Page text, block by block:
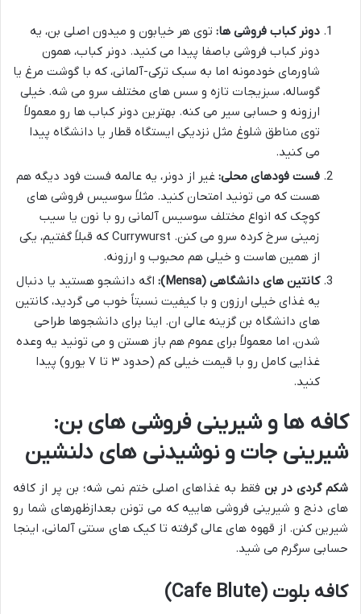
دونر کباب فروشی ها: توی هر خیابون و میدون اصلی بن، یه
دونر کباب فروشی باصفا پیدا می کنید. دونر کباب، همون
شاورمای خودمونه اما به سبک ترکی-آلمانی، که با گوشت مرغ یا
گوساله، سبزیجات تازه و سس های مختلف سرو می شه. خیلی
ارزونه و حسابی سیر می کنه. بهترین دونر کباب ها رو معمولاً
توی مناطق شلوغ مثل نزدیکی ایستگاه قطار یا دانشگاه پیدا
می کنید.
فست فودهای محلی: غیر از دونر، یه عالمه فست فود دیگه هم
هست که می تونید امتحان کنید. مثلاً سوسیس فروشی های
کوچک که انواع مختلف سوسیس آلمانی رو با نون یا سیب
زمینی سرخ کرده سرو می کنن. Currywurst که قبلاً گفتیم، یکی
از همین هاست و خیلی هم محبوب و ارزونه.
کانتین های دانشگاهی (Mensa):
اگه دانشجو هستید یا دنبال
یه غذای خیلی ارزون و با کیفیت نسبتاً خوب می گردید، کانتین
های دانشگاه بن گزینه عالی ان. اینا برای دانشجوها طراحی
شدن، اما معمولاً برای عموم هم باز هستن و می تونید یه وعده
غذایی کامل رو با قیمت خیلی کم (حدود ۳ تا ۷ یورو) پیدا
کنید.
کافه ها و شیرینی فروشی های بن:
شیرینی جات و نوشیدنی های دلنشین
شکم گردی در بن فقط به غذاهای اصلی ختم نمی شه؛ بن پر از کافه
های دنج و شیرینی فروشی هاییه که می تونن بعدازظهرهای شما رو
شیرین کنن. از قهوه های عالی گرفته تا کیک های سنتی آلمانی، اینجا
حسابی سرگرم می شید.
کافه بلوت (Cafe Blute)